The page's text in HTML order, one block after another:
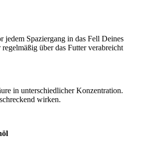
jedem Spaziergang in das Fell Deines
über das Futter verabreicht
in unterschiedlicher Konzentration.
wirken.